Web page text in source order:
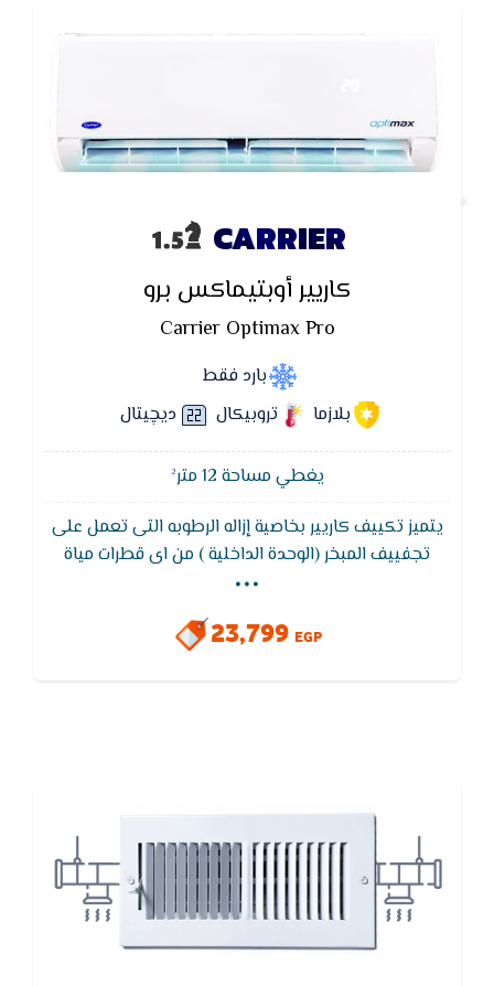
CARRIER
كاريير أوبتيماكس برو
Carrier Optimax Pro
بارد فقط
بلازما
تروبيكال ديچيتال
يغطي مساحة 12 متر²
يتميز تكييف كاريير بخاصية إزاله الرطوبه التى تعمل على
تجفييف المبخر (الوحدة الداخلية ) من اى قطرات مياة
لضمان عدم صدور اى روائح كريهة من الوحده الداخلية
ويتميز تكييف كاريير بخاصية التروبيكال الاستوائى
...
23,799 EGP